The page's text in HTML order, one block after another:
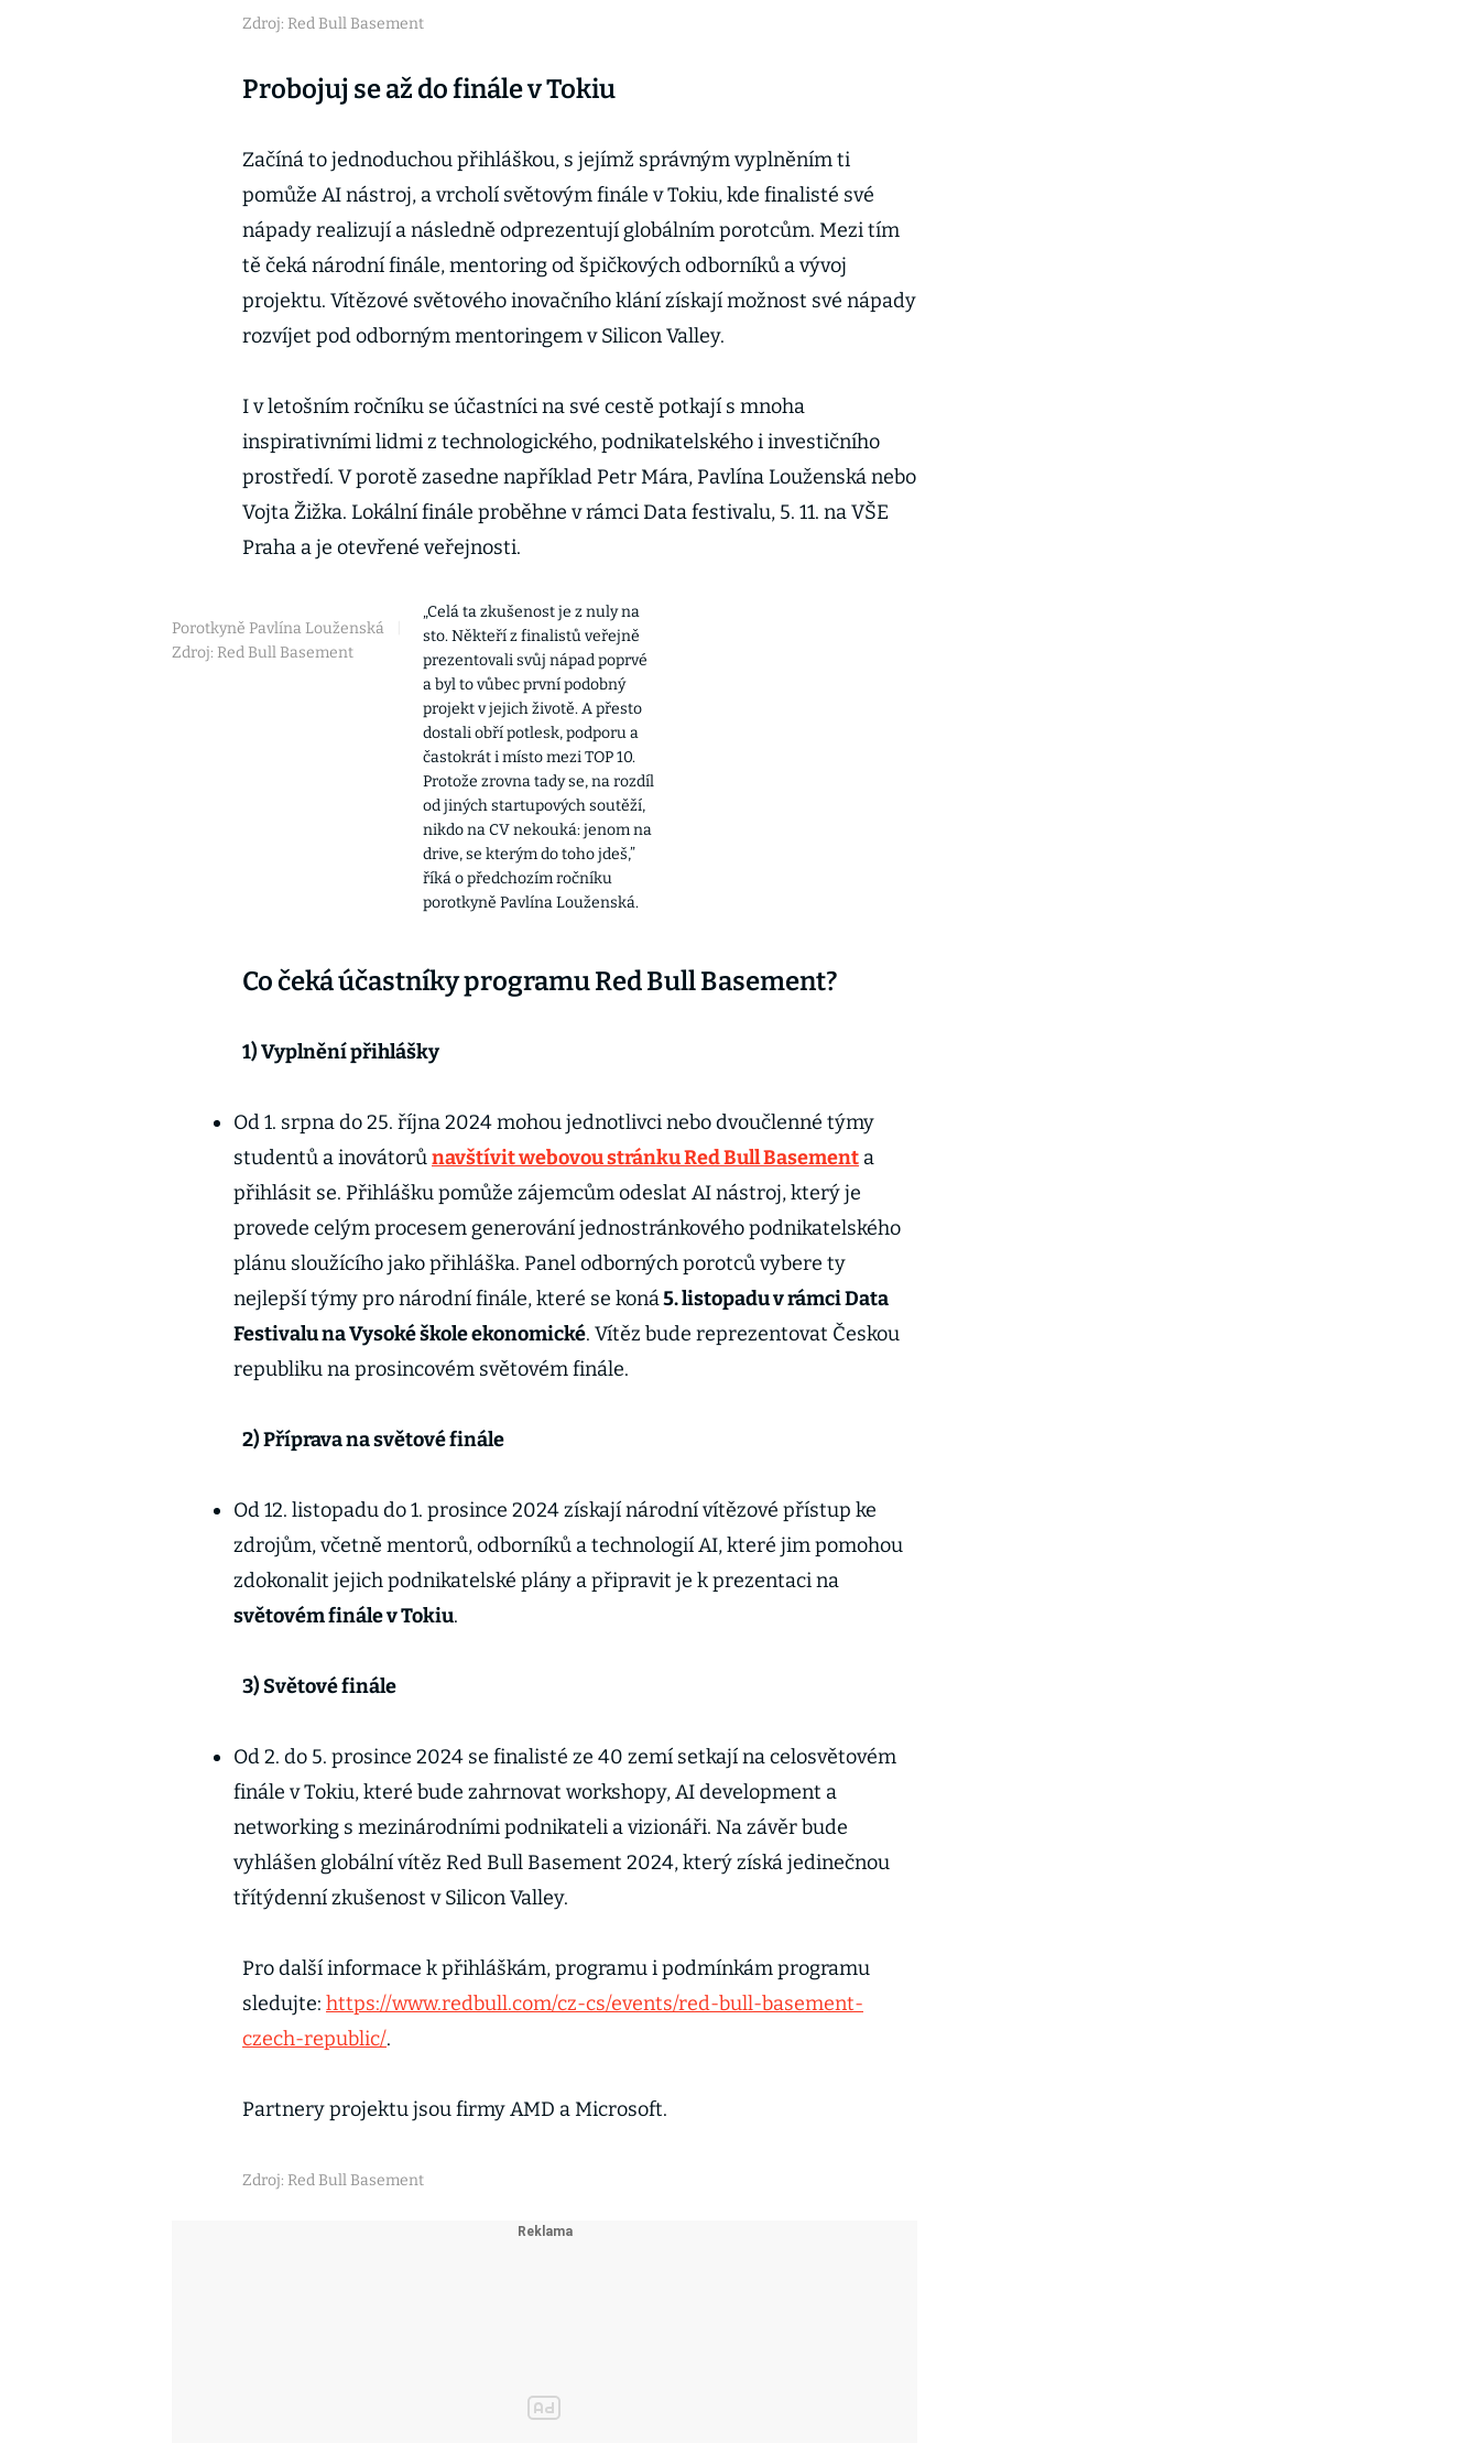
Zdroj: Red Bull Basement
Probojuj se až do finále v Tokiu
Začíná to jednoduchou přihláškou, s jejímž správným vyplněním ti
pomůže AI nástroj, a vrcholí světovým finále v Tokiu, kde finalisté své
nápady realizují a následně odprezentují globálním porotcům. Mezi tím
tě čeká národní finále, mentoring od špičkových odborníků a vývoj
projektu. Vítězové světového inovačního klání získají možnost své nápady
rozvíjet pod odborným mentoringem v Silicon Valley.
I v letošním ročníku se účastníci na své cestě potkají s mnoha
inspirativními lidmi z technologického, podnikatelského i investičního
prostředí. V porotě zasedne například Petr Mára, Pavlína Louženská nebo
Vojta Žižka. Lokální finále proběhne v rámci Data festivalu, 5. 11. na VŠE
Praha a je otevřené veřejnosti.
Porotkyně Pavlína Louženská
Zdroj: Red Bull Basement
„Celá ta zkušenost je z nuly na
sto. Někteří z finalistů veřejně
prezentovali svůj nápad poprvé
a byl to vůbec první podobný
projekt v jejich životě. A přesto
dostali obří potlesk, podporu a
častokrát i místo mezi TOP 10.
Protože zrovna tady se, na rozdíl
od jiných startupových soutěží,
nikdo na CV nekouká: jenom na
drive, se kterým do toho jdeš,”
říká o předchozím ročníku
porotkyně Pavlína Louženská.
Co čeká účastníky programu Red Bull Basement?
1) Vyplnění přihlášky
Od 1. srpna do 25. října 2024 mohou jednotlivci nebo dvoučlenné týmy
studentů a inovátorůnavštívit webovou stránku Red Bull Basement a
přihlásit se. Přihlášku pomůže zájemcům odeslat AI nástroj, který je
provede celým procesem generování jednostránkového podnikatelského
plánu sloužícího jako přihláška. Panel odborných porotců vybere ty
nejlepší týmy pro národní finále, které se koná5. listopadu v rámci Data
Festivalu na Vysoké škole ekonomické. Vítěz bude reprezentovat Českou
republiku na prosincovém světovém finále.
2) Příprava na světové finále
Od 12. listopadu do 1. prosince 2024 získají národní vítězové přístup ke
zdrojům, včetně mentorů, odborníků a technologií AI, které jim pomohou
zdokonalit jejich podnikatelské plány a připravit je k prezentaci na
světovém finále v Tokiu.
3) Světové finále
Od 2. do 5. prosince 2024 se finalisté ze 40 zemí setkají na celosvětovém
finále v Tokiu, které bude zahrnovat workshopy, AI development a
networking s mezinárodními podnikateli a vizionáři. Na závěr bude
vyhlášen globální vítěz Red Bull Basement 2024, který získá jedinečnou
třítýdenní zkušenost v Silicon Valley.
Pro další informace k přihláškám, programu i podmínkám programu
sledujte: https://www.redbull.com/cz-cs/events/red-bull-basement-
czech-republic/.
Partnery projektu jsou firmy AMD a Microsoft.
Zdroj: Red Bull Basement